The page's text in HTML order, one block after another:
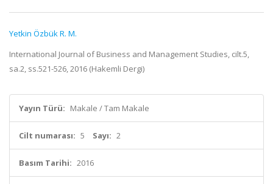
Yetkin Özbük R. M.
International Journal of Business and Management Studies, cilt.5,
sa.2, ss.521-526, 2016 (Hakemli Dergi)
Yayın Türü: Makale / Tam Makale
Cilt numarası: 5 Sayı: 2
Basım Tarihi: 2016